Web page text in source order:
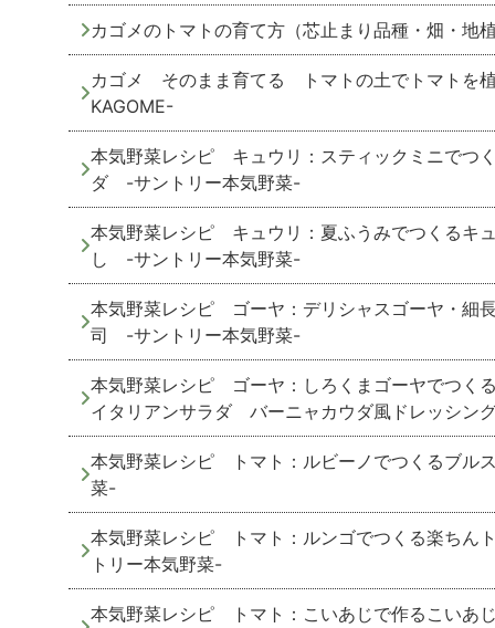
カゴメのトマトの育て方（芯止まり品種・畑・地
カゴメ そのまま育てる トマトの土でトマトを
KAGOME-
本気野菜レシピ キュウリ：スティックミニでつ
ダ -サントリー本気野菜-
本気野菜レシピ キュウリ：夏ふうみでつくるキ
し -サントリー本気野菜-
本気野菜レシピ ゴーヤ：デリシャスゴーヤ・細
司 -サントリー本気野菜-
本気野菜レシピ ゴーヤ：しろくまゴーヤでつく
イタリアンサラダ バーニャカウダ風ドレッシン
本気野菜レシピ トマト：ルビーノでつくるブル
菜-
本気野菜レシピ トマト：ルンゴでつくる楽ちん
トリー本気野菜-
本気野菜レシピ トマト：こいあじで作るこいあ